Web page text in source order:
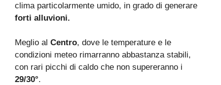
clima particolarmente umido, in grado di generare
forti alluvioni.
Meglio al Centro, dove le temperature e le
condizioni meteo rimarranno abbastanza stabili,
con rari picchi di caldo che non supereranno i
29/30°.